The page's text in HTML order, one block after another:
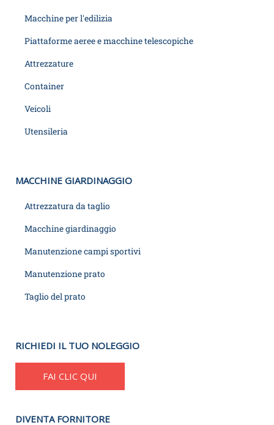
Macchine per l'edilizia
Piattaforme aeree e macchine telescopiche
Attrezzature
Container
Veicoli
Utensileria
MACCHINE GIARDINAGGIO
Attrezzatura da taglio
Macchine giardinaggio
Manutenzione campi sportivi
Manutenzione prato
Taglio del prato
RICHIEDI IL TUO NOLEGGIO
FAI CLIC QUI
DIVENTA FORNITORE